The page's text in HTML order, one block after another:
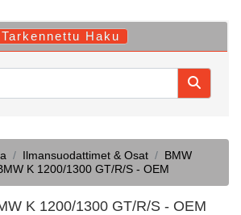
Tarkennettu Haku
Ilmansuodattimet & Osat
BMW
K 1200/1300 GT/R/S - OEM
K 1200/1300 GT/R/S - OEM